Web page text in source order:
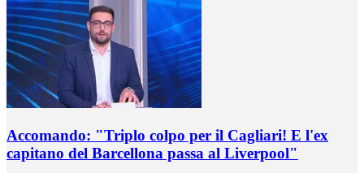
Accomando: "Triplo colpo per il Cagliari! E l'ex
capitano del Barcellona passa al Liverpool"